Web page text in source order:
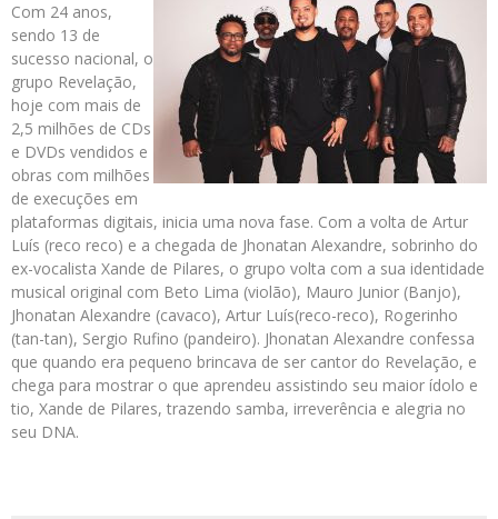
Com 24 anos,
sendo 13 de
sucesso nacional, o
grupo Revelação,
hoje com mais de
2,5 milhões de CDs
e DVDs vendidos e
obras com milhões
de execuções em
plataformas digitais, inicia uma nova fase. Com a volta de Artur
Luís (reco reco) e a chegada de Jhonatan Alexandre, sobrinho do
ex-vocalista Xande de Pilares, o grupo volta com a sua identidade
musical original com Beto Lima (violão), Mauro Junior (Banjo),
Jhonatan Alexandre (cavaco), Artur Luís(reco-reco), Rogerinho
(tan-tan), Sergio Rufino (pandeiro). Jhonatan Alexandre confessa
que quando era pequeno brincava de ser cantor do Revelação, e
chega para mostrar o que aprendeu assistindo seu maior ídolo e
tio, Xande de Pilares, trazendo samba, irreverência e alegria no
seu DNA.